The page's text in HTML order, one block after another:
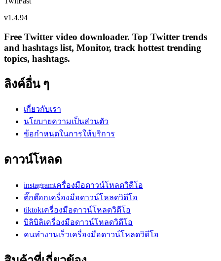
v1.4.94
Free Twitter video downloader. Top Twitter trends
and hashtags list, Monitor, track hottest trending
topics, hashtags.
ลิงค์อื่น ๆ
เกี่ยวกับเรา
นโยบายความเป็นส่วนตัว
ข้อกำหนดในการให้บริการ
ดาวน์โหลด
instagramเครื่องมือดาวน์โหลดวิดีโอ
ติ๊กต๊อกเครื่องมือดาวน์โหลดวิดีโอ
tiktokเครื่องมือดาวน์โหลดวิดีโอ
บิลิบิลิเครื่องมือดาวน์โหลดวิดีโอ
คนทำงานเร็วเครื่องมือดาวน์โหลดวิดีโอ